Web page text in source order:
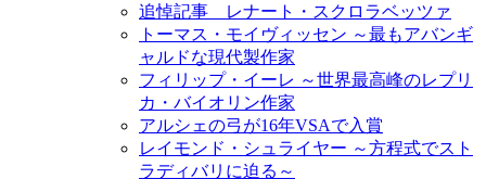
追悼記事 レナート・スクロラベッツァ
トーマス・モイヴィッセン ～最もアバンギ
ャルドな現代製作家
フィリップ・イーレ ～世界最高峰のレプリ
カ・バイオリン作家
アルシェの弓が16年VSAで入賞
レイモンド・シュライヤー ～方程式でスト
ラディバリに迫る～